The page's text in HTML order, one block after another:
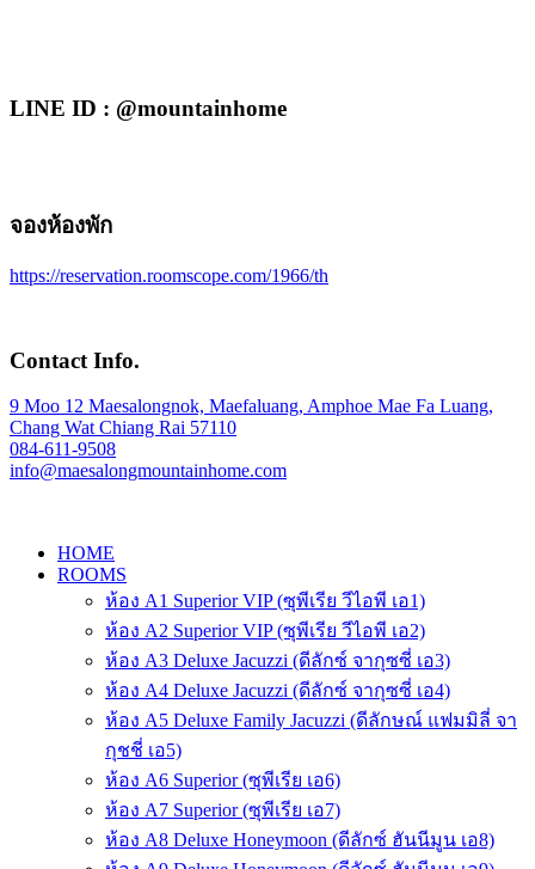
LINE ID : @mountainhome
จองห้องพัก
https://reservation.roomscope.com/1966/th
Contact Info.
9 Moo 12 Maesalongnok, Maefaluang, Amphoe Mae Fa Luang,
Chang Wat Chiang Rai 57110
084-611-9508
info@maesalongmountainhome.com
HOME
ROOMS
ห้อง A1 Superior VIP (ซุพีเรีย วีไอพี เอ1)
ห้อง A2 Superior VIP (ซุพีเรีย วีไอพี เอ2)
ห้อง A3 Deluxe Jacuzzi (ดีลักซ์ จากุซซี่ เอ3)
ห้อง A4 Deluxe Jacuzzi (ดีลักซ์ จากุซซี่ เอ4)
ห้อง A5 Deluxe Family Jacuzzi (ดีลักษณ์ แฟมมิลี่ จา
กุชชี่ เอ5)
ห้อง A6 Superior (ซุพีเรีย เอ6)
ห้อง A7 Superior (ซุพีเรีย เอ7)
ห้อง A8 Deluxe Honeymoon (ดีลักซ์ ฮันนีมูน เอ8)